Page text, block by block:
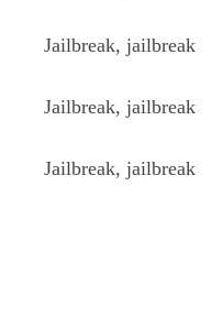
Jailbreak, jailbreak
Jailbreak, jailbreak
Jailbreak, jailbreak